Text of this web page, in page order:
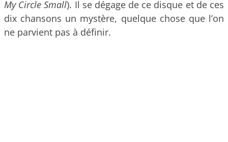
My Circle Small). Il se dégage de ce disque et de ces
dix chansons un mystère, quelque chose que l’on
ne parvient pas à définir.